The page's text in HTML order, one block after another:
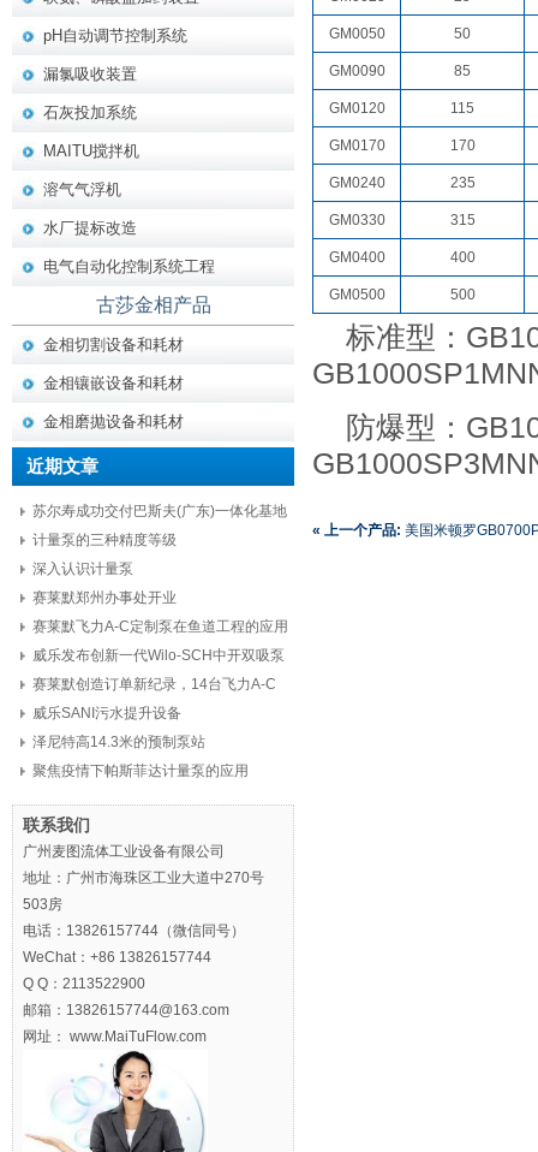
GM0050 50
GM0090 85
GM0120 115
GM0170 170
GM0240 235
GM0330 315
GM0400 400
GM0500 500
标准型：
防爆型：
« 上一个产品: 美国米顿罗
pH自动调节控制系统
漏氯吸收装置
石灰投加系统
MAITU搅拌机
溶气气浮机
水厂提标改造
电气自动化控制系统工程
古莎金相产品
金相切割设备和耗材
金相镶嵌设备和耗材
金相磨抛设备和耗材
近期文章
苏尔寿成功交付巴斯夫(广东)一体化基地
项目核心设备
计量泵的三种精度等级
深入认识计量泵
赛莱默郑州办事处开业
赛莱默飞力A-C定制泵在鱼道工程的应用
威乐发布创新一代Wilo-SCH中开双吸泵
赛莱默创造订单新纪录，14台飞力A-C
定制泵，8亿元
威乐SANI污水提升设备
泽尼特高14.3米的预制泵站
聚焦疫情下帕斯菲达计量泵的应用
联系我们
广州麦图流体工业设备有限公司
地址：广州市海珠区工业大道中270号
503房
电话：13826157744（微信同号）
WeChat：+86 13826157744
Q Q：2113522900
邮箱：13826157744@163.com
网址： www.MaiTuFlow.com